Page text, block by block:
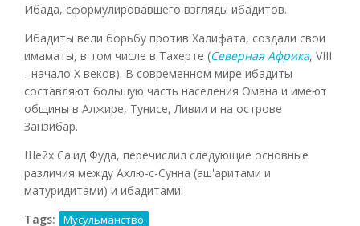
Ибада, сформулировавшего взгляды ибадитов.
Ибадиты вели борьбу против Халифата, создали свои
имаматы, в том числе в Тахерте (Северная Африка, VIII
- начало X веков). В современном мире ибадиты
составляют большую часть населения Омана и имеют
общины в Алжире, Тунисе, Ливии и на острове
Занзибар.
Шейх Са'ид Фуда, перечислил следующие основные
различия между Ахлю-с-Сунна (аш'аритами и
матуридитами) и ибадитами:
Tags:
Мусульманство